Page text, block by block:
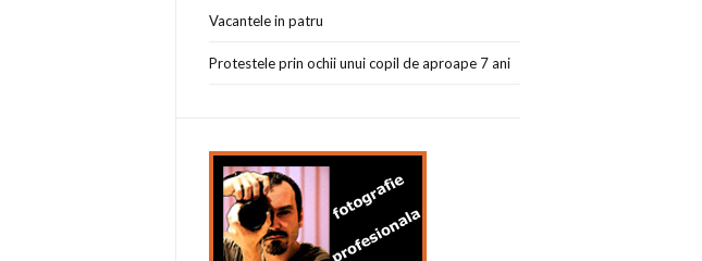
Vacantele in patru
Protestele prin ochii unui copil de aproape 7 ani